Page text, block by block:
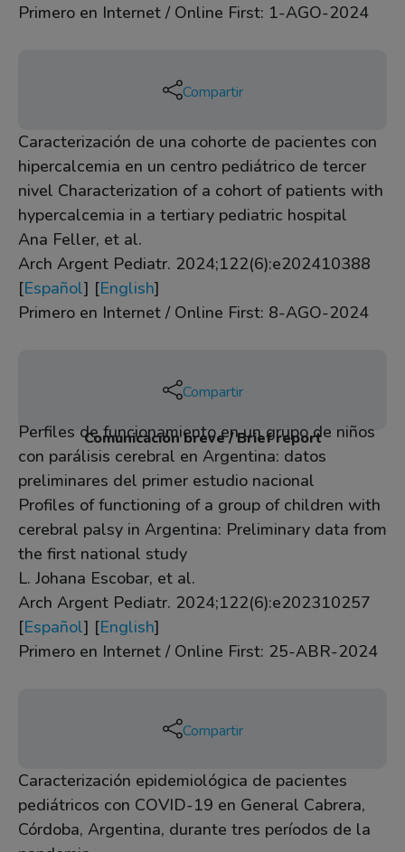
Primero en Internet / Online First: 1-AGO-2024
Compartir
Caracterización de una cohorte de pacientes con
hipercalcemia en un centro pediátrico de tercer
nivel Characterization of a cohort of patients with
hypercalcemia in a tertiary pediatric hospital
Ana Feller, et al.
Arch Argent Pediatr. 2024;122(6):e202410388
[Español] [English]
Primero en Internet / Online First: 8-AGO-2024
Compartir
Comunicación breve / Brief report
Perfiles de funcionamiento en un grupo de niños
con parálisis cerebral en Argentina: datos
preliminares del primer estudio nacional
Profiles of functioning of a group of children with
cerebral palsy in Argentina: Preliminary data from
the first national study
L. Johana Escobar, et al.
Arch Argent Pediatr. 2024;122(6):e202310257
[Español] [English]
Primero en Internet / Online First: 25-ABR-2024
Compartir
Caracterización epidemiológica de pacientes
pediátricos con COVID-19 en General Cabrera,
Córdoba, Argentina, durante tres períodos de la